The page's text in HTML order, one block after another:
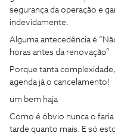
segurança da operação e
indevidamente.
Alguma antecedência é
horas antes da renovação”
Porque tanta
agenda já o cancelamento!
um bem haja
Como é óbvio nunca o
tarde quanto mais. E só